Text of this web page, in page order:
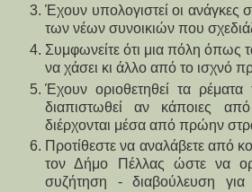
Έχουν υπολογιστεί οι ανάγκες
των νέων συνοικιών που
Συμφωνείτε ότι μια πόλη όπως
να χάσει κι άλλο από το ισχνό
Έχουν οριοθετηθεί τα ρέματα
διαπιστωθεί αν κάποιες
διέρχονται μέσα από πρώην
Προτίθεστε να αναλάβετε από
τον Δήμο Πέλλας ώστε να
συζήτηση - διαβούλευση